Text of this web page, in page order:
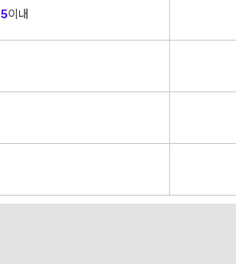
5이내